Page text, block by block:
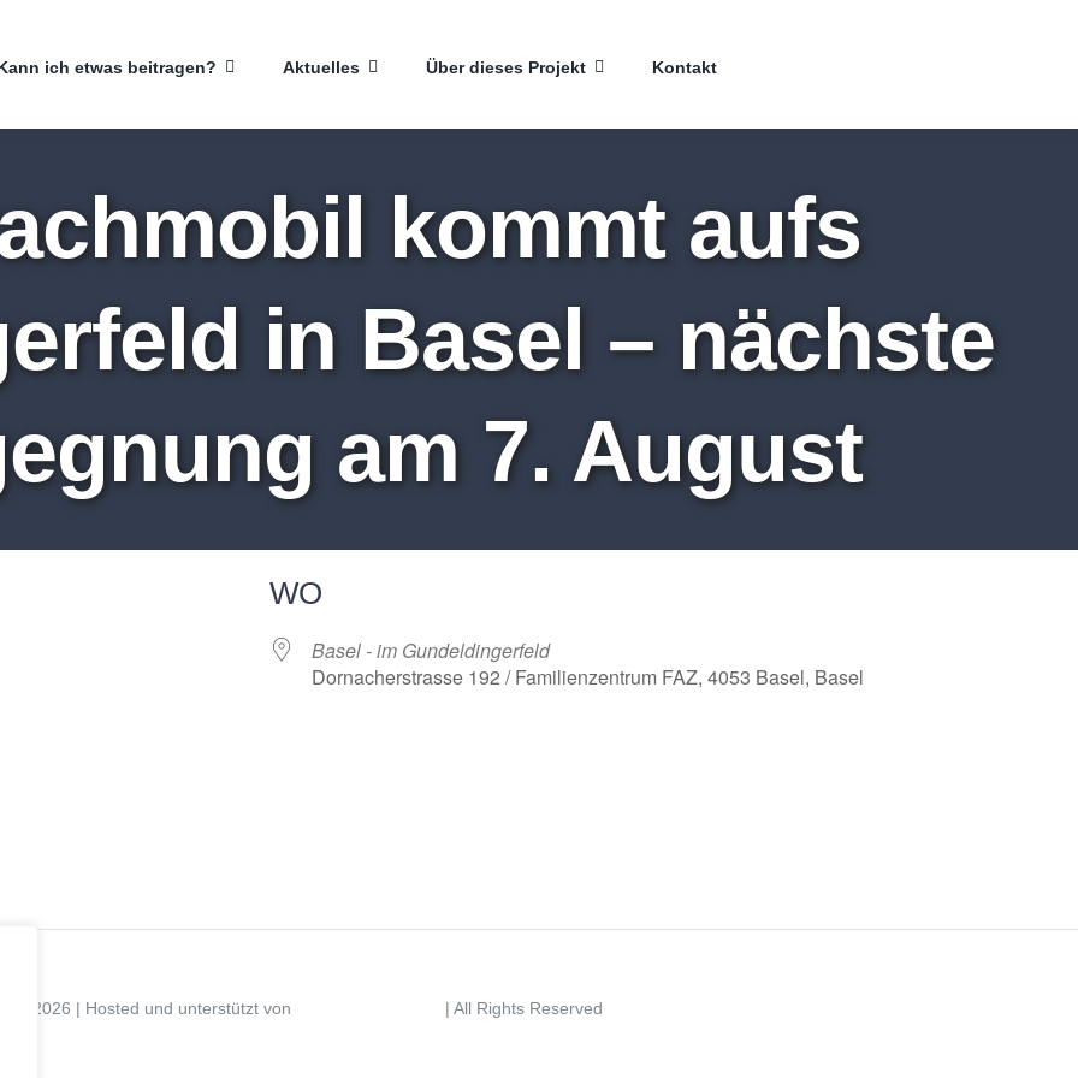
ich etwas beitragen? Aktuelles Über dieses Projekt Kontakt
kommt aufs
in Basel – nächste
am 7. August
WO
Basel - im Gundeldingerfeld
Dornacherstrasse 192 / Familienzentrum FAZ, 4053 Basel, Basel
2026 | Hosted und unterstützt von | All Rights Reserved